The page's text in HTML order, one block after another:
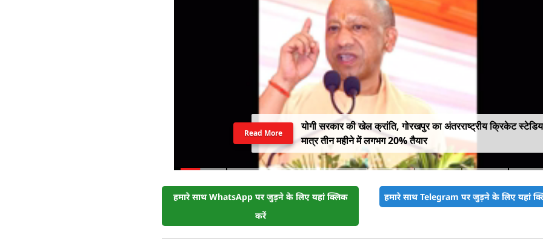
योगी सरकार की खेल क्रांति, गोरखपुर का अंतरराष्ट्रीय क्रिकेट
मात्र तीन महीने में लगभग 20% तैयार
Read More
हमारे साथ WhatsApp पर जुड़ने के लिए यहां क्लिक
करें
हमारे साथ Telegram पर जुड़ने के लिए यहां